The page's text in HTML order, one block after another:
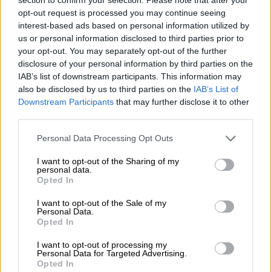
opt-out request is processed you may continue seeing
interest-based ads based on personal information utilized by
us or personal information disclosed to third parties prior to
your opt-out. You may separately opt-out of the further
disclosure of your personal information by third parties on the
IAB’s list of downstream participants. This information may
also be disclosed by us to third parties on the IAB’s List of
Downstream Participants that may further disclose it to other
Please note that this website/app uses one or more Google
not limited to your visit or usage behaviour. You may click to
grant or deny consent to Google and its third-party tags to
use your data for below specified purposes in below Google
consent section.
Personal Data Processing Opt Outs
I want to opt-out of the Sharing of my
personal data.
Opted In
I want to opt-out of the Sale of my
Personal Data.
Opted In
I want to opt-out of processing my
Personal Data for Targeted Advertising.
Opted In
ΔΙΑΒΑΣΤΕ ΕΠΙΣΗΣ
Ελλάδα|04.10.2024 09:02
«Ο Ίωνας δεν ήταν αθώος πολίτης»:
Αντιδράσεις για την ανακοίνωση της
Παλαιστινιακής παροικίας Ελλάδος
Την ίδια ώρα, συγγενείς και φίλοι, που δεν
μπόρεσαν να μεταβούν στοΙσραήλ,
μαζεύτηκαν στον Ιερό Ναό της Του Θεού
Σοφίας στη Θεσσαλονίκη, όπου τελέστηκε
επιμνημόσυνη δέηση στη μνήμη του.